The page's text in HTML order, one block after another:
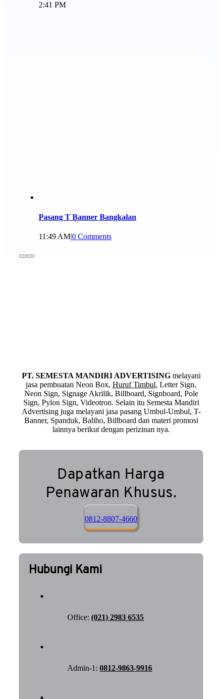
2:41 PM
Pasang T Banner Bangkalan
11:49 AM|0 Comments
PT. SEMESTA MANDIRI ADVERTISINGmelayani
jasa pembuatan Neon Box, Huruf Timbul, Letter Sign,
Neon Sign, Signage Akrilik, Billboard, Signboard, Pole
Sign, Pylon Sign, Videotron. Selain itu Semesta Mandiri
Advertising juga melayani jasa pasang Umbul-Umbul, T-
Banner, Spanduk, Baliho, Billboard dan materi promosi
lainnya berikut dengan perizinan nya.
Dapatkan Harga
Penawaran Khusus.
0812-8807-4660
Hubungi Kami
Office:(021) 2983 6535
Admin-1:0812-9863-9916